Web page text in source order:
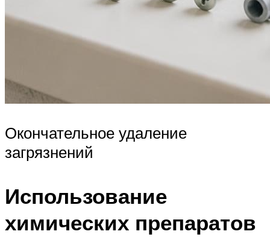
Окончательное удаление
загрязнений
Использование
химических препаратов